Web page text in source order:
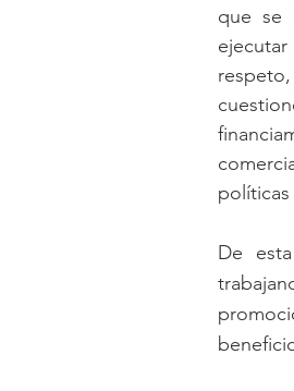
que se
De